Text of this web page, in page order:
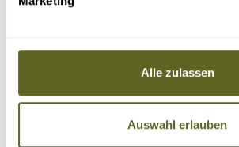
Alle zulassen
Auswahl erlauben
MT. MERU + KILI + SAFARI
19.09.26 - 04.10.26
Vielseitiges Traumtrekking- höchste Gipfelchance
Perfekte Akklimatisation mit 4 Tage am Mt. Meru
Einmalige 3 Tage Safari mit Ngorongoro Krater